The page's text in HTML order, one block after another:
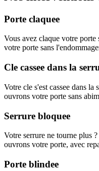
Porte claquee
Vous avez claque votre
votre porte sans
Cle cassee dans la
Votre cle s'est cassee dans
ouvrons votre porte sans
Serrure bloquee
Votre serrure ne tourne plus
ouvrons votre porte, avec
Porte blindee